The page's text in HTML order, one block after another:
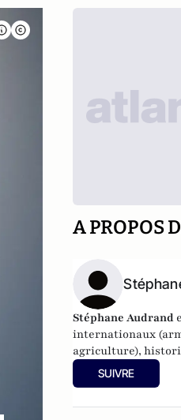
A PROPOS
Stéphane Audrand
internationaux
agriculture),
chercheur associé
SUIVRE